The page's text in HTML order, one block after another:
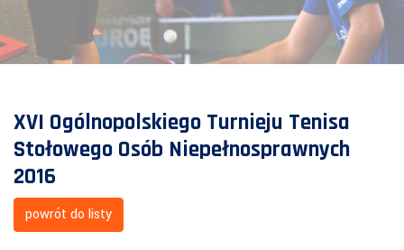
XVI Ogólnopolskiego Turnieju Tenisa
Stołowego Osób Niepełnosprawnych
2016
powrót do listy